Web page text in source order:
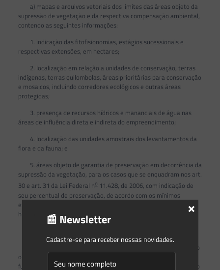
a) mapas e arquivos vetoriais dos limites das áreas objeto da
supressão de vegetação e da respectiva compensação ambiental,
contendo as seguintes informações:
1. indicação das fitofisionomias, estágios sucessionais e
respectivas extensões, em hectares;
2. localização em relação a unidades de conservação, terras
indígenas, terras quilombolas, áreas prioritárias para conservação
e mosaicos, incluindo corredores ecológicos e outras áreas
protegidas;
3. presença de recursos hídricos e mananciais de água nas
áreas de influência direta e indireta do empreendimento;
4. localização das unidades amostrais dos levantamentos da
flora e da fauna; e
5. áreas objeto de garantia de preservação em decorrência da
supressão da vegetação, para os casos que se enquadram nos art.
30 e art. 31 da Lei Federal no11.428, de 2006, com indicação de
seu percentual de preservação, de acordo com os mínimos
estipulados nas mencionadas disposições, e de sua extensão, em
hectares.
1. menção aos sistemas de projeção (geóide, cilíndrico, cônico
o outro) e de coordenadas (UTM ou geográficas) adotados e ao
fuso correspondente à região de localização das áreas e emprego
📰 Newsletter
Cadastre-se para receber nossas novidades.
×